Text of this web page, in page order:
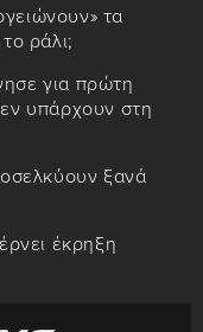
τα
ράλι;
για πρώτη
υπάρχουν στη
ξανά
έκρηξη